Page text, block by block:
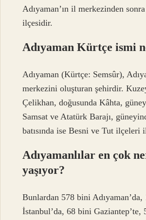
Adıyaman’ın il merkezinden
ilçesidir.
Adıyaman Kürtçe ismi
Adıyaman (Kürtçe: Semsûr),
merkezini oluşturan şehirdir.
Çelikhan, doğusunda Kâhta,
Samsat ve Atatürk Barajı,
batısında ise Besni ve Tut
Adıyamanlılar en çok
yaşıyor?
Bunlardan 578 bini
İstanbul’da, 68 bini Gaziantep’te,